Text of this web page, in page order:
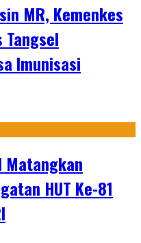
MR, Kemenkes
Tangsel
Imunisasi
Matangkan
HUT Ke-81